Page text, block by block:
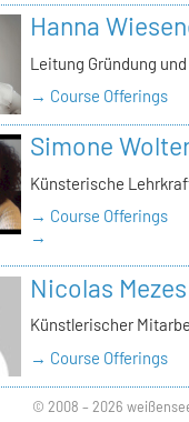
Hanna
Leitung Gründung
→ Course Offerings
Simone
Künsterische
→ Course Offerings
→
Nicolas Mezes
Künstlerischer
→ Course Offerings
© 2008 – 2026